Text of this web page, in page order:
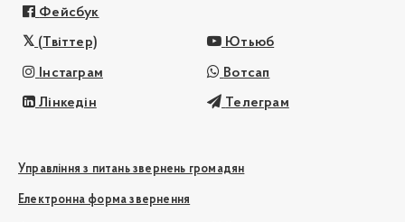
Фейсбук
(Твіттер) Ютьюб
Інстаграм Вотсап
Лінкедін Телеграм
Управління з питань звернень громадян
Електронна форма звернення